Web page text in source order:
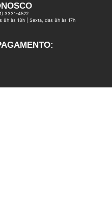
3331-4522
8h às 18h | Sexta, das 8h às 17h